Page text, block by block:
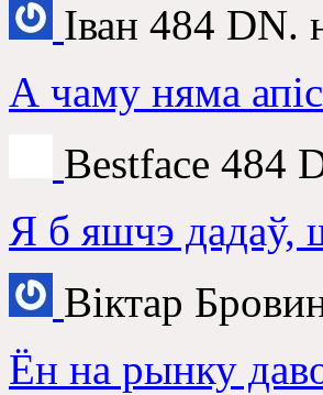
Іван 484 DN.
А чаму няма
Bestface 484
Я б яшчэ дадаў,
Віктар
Ён на рынку